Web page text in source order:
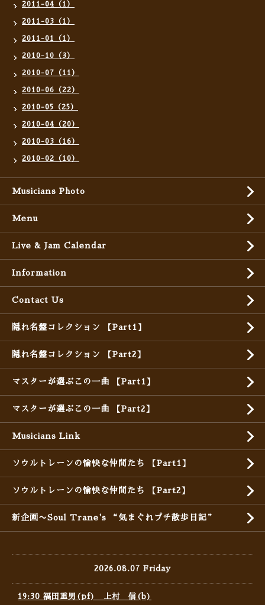
2011-04（1）
2011-03（1）
2011-01（1）
2010-10（3）
2010-07（11）
2010-06（22）
2010-05（25）
2010-04（20）
2010-03（16）
2010-02（10）
Musicians Photo
Menu
Live & Jam Calendar
Information
Contact Us
隠れ名盤コレクション 【Part1】
隠れ名盤コレクション 【Part2】
マスターが選ぶこの一曲 【Part1】
マスターが選ぶこの一曲 【Part2】
Musicians Link
ソウルトレーンの愉快な仲間たち 【Part1】
ソウルトレーンの愉快な仲間たち 【Part2】
新企画〜Soul Trane's “気まぐれプチ散歩日記”
2026.08.07 Friday
19:30 福田重男(pf) 上村 信(b)